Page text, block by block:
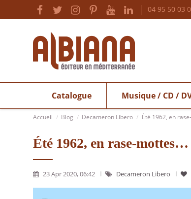
04 95 50 03
Catalogue Musique / CD /
Accueil Blog Decameron Libero Été 1962, en
Été 1962, en rase-
23 Apr 2020, 06:42 Decameron Libero